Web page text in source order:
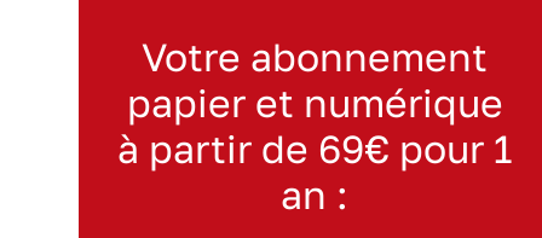
Votre abonnement
papier et numérique
à partir de 69€ pour 1
an :